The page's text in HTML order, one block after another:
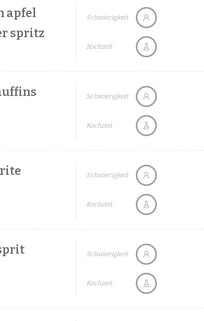
apfel
spritz
Schwierigkeit
Kochzeit
Schwierigkeit
Kochzeit
Schwierigkeit
Kochzeit
Schwierigkeit
Kochzeit